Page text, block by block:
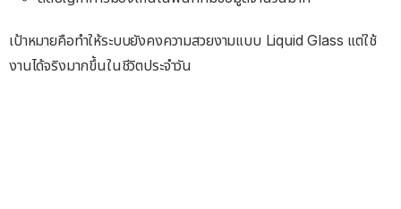
เป้าหมายคือทำให้ระบบยังคงความสวยงามแบบ Liquid Glass แต่ใช้
งานได้จริงมากขึ้นในชีวิตประจำวัน